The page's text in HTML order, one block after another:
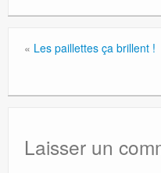
« Les paillettes ça brillent !
Laisser un